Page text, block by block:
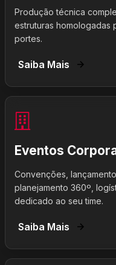
Produção técnica
estruturas homologadas
portes.
Saiba Mais
Eventos
Convenções,
planejamento 360º,
dedicado ao seu time.
Saiba Mais